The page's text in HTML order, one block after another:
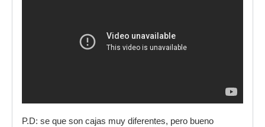
P.D: se que son cajas muy diferentes, pero bueno